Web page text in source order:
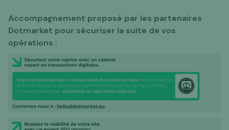
Accompagnement proposé par les partenaires
Dotmarket pour sécuriser la suite de vos
opérations :